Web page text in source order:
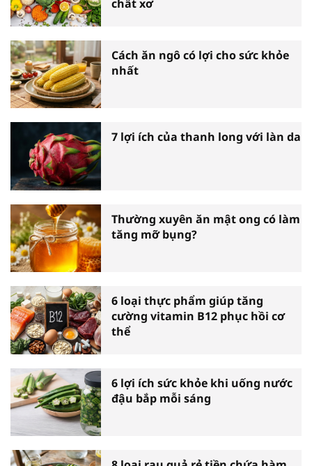
chất xơ
Cách ăn ngô có lợi cho sức khỏe
nhất
7 lợi ích của thanh long với làn da
Thường xuyên ăn mật ong có làm
tăng mỡ bụng?
6 loại thực phẩm giúp tăng
cường vitamin B12 phục hồi cơ
thể
6 lợi ích sức khỏe khi uống nước
đậu bắp mỗi sáng